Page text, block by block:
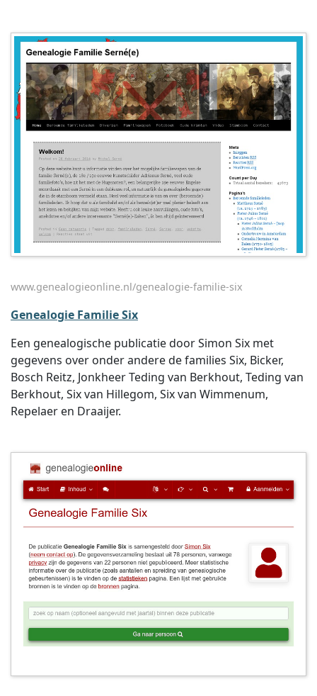
www.genealogieonline.nl/genealogie-familie-six
Genealogie Familie Six
Een genealogische publicatie door Simon Six met
gegevens over onder andere de families Six, Bicker,
Bosch Reitz, Jonkheer Teding van Berkhout, Teding van
Berkhout, Six van Hillegom, Six van Wimmenum,
Repelaer en Draaijer.